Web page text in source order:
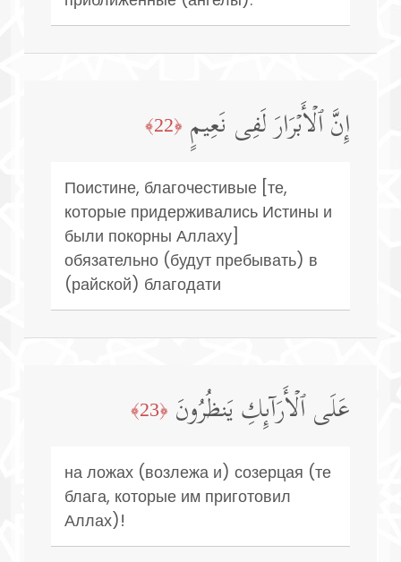
إِنَّ ٱلۡأَبۡرَارَ لَفِی نَعِیمٍ ﴿22﴾
Поистине, благочестивые [те,
которые придерживались Истины и
были покорны Аллаху]
обязательно (будут пребывать) в
(райской) благодати
عَلَى ٱلۡأَرَاۤىِٕكِ یَنظُرُونَ ﴿23﴾
на ложах (возлежа и) созерцая (те
блага, которые им приготовил
Аллах)!